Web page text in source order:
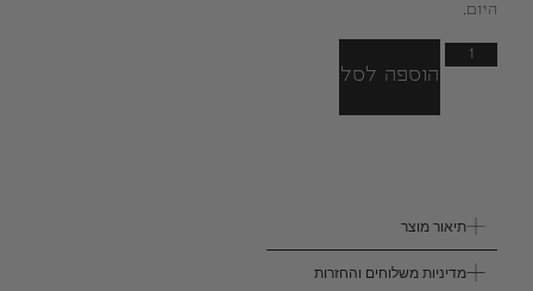
היום.
הוספה לסל
תיאור מוצר
מדיניות משלוחים והחזרות